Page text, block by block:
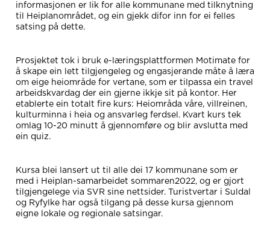
informasjonen er lik for alle kommunane med tilknytning
til Heiplanområdet, og ein gjekk difor inn for ei felles
satsing på dette.
Prosjektet tok i bruk e-læringsplattformen Motimate for
å skape ein lett tilgjengeleg og engasjerande måte å læra
om eige heiområde for vertane, som er tilpassa ein travel
arbeidskvardag der ein gjerne ikkje sit på kontor. Her
etablerte ein totalt fire kurs: Heiområda våre, villreinen,
kulturminna i heia og ansvarleg ferdsel. Kvart kurs tek
omlag 10-20 minutt å gjennomføre og blir avslutta med
ein quiz.
Kursa blei lansert ut til alle dei 17 kommunane som er
med i Heiplan-samarbeidet sommaren2022, og er gjort
tilgjengelege via SVR sine nettsider. Turistvertar i Suldal
og Ryfylke har også tilgang på desse kursa gjennom
eigne lokale og regionale satsingar.